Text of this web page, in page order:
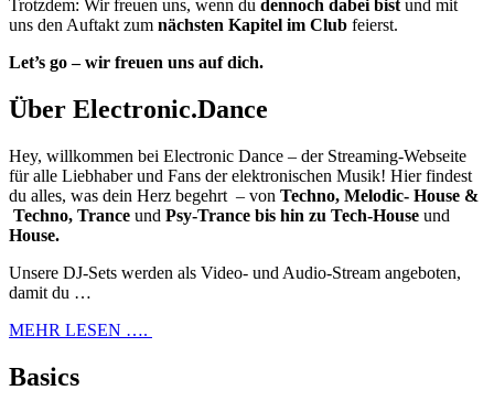
Trotzdem: Wir freuen uns, wenn du dennoch dabei bist und mit
uns den Auftakt zum nächsten Kapitel im Club feierst.
Let’s go – wir freuen uns auf dich.
Über Electronic.Dance
Hey, willkommen bei Electronic Dance – der Streaming-Webseite
für alle Liebhaber und Fans der elektronischen Musik! Hier findest
du alles, was dein Herz begehrt – von Techno, Melodic- House &
Techno, Trance und Psy-Trance bis hin zu Tech-House und
House.
Unsere DJ-Sets werden als Video- und Audio-Stream angeboten,
damit du …
MEHR LESEN ….
Basics